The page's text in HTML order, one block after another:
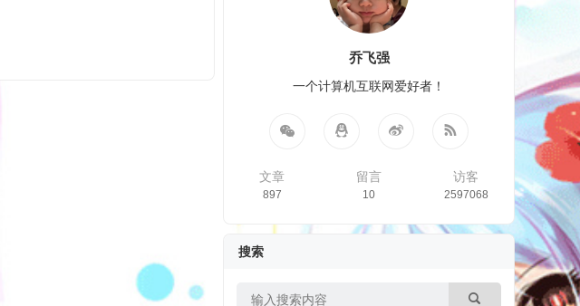
乔飞强
一个计算机互联网爱好者！
文章
897
留言
10
访客
2597068
搜索